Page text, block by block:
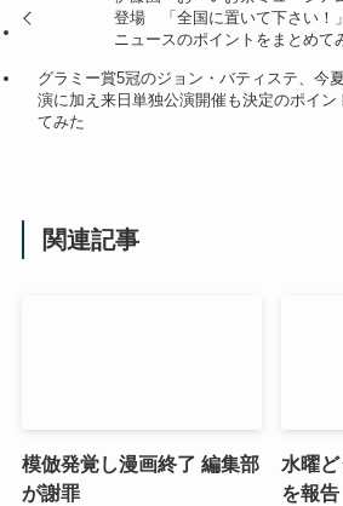
登場 「全国に置いて下さい！
ニュースのポイントをまとめて
グラミー賞5冠のジョン・バティステ、今
演に加え来日単独公演開催も決定のポイン
てみた
関連記事
模倣発覚し漫画終了 編集部
が謝罪
水曜
を報告